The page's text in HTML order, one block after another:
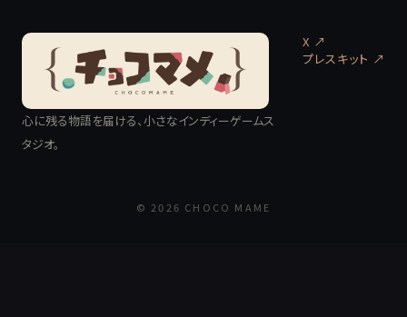
心に残る物語を届ける、小さなインディーゲームス
タジオ。
X ↗
プレスキット ↗
© 2026 CHOCO MAME